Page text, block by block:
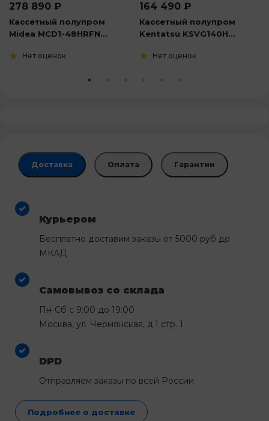
278 890 ₽
Кассетный полупром
Midea MCD1-48HRFN...
Нет оценок
164 490 ₽
Кассетный полупром
Kentatsu KSVG140H...
Нет оценок
Доставка Оплата Гарантии
Курьером
Бесплатно доставим заказы от 5000 руб до
МКАД
Самовывоз со склада
Пн-Сб с 9:00 до 19:00
Москва, ул. Чермянская, д.1 стр. 1
DPD
Отправляем заказы по всей России
Подробнее о доставке